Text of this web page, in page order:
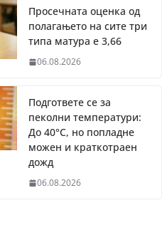
Просечната оценка од
полагањето на сите три
типа матура е 3,66
06.08.2026
Подгответе се за
пеколни температури:
До 40°C, но попладне
можен и краткотраен
дожд
06.08.2026